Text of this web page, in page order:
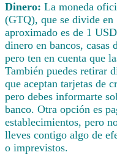
Dinero: La moneda
(GTQ), que se divide
aproximado es de 1
dinero en bancos, casas
pero ten en cuenta que
También puedes retirar
que aceptan tarjetas de
pero debes informarte
banco. Otra opción es
establecimientos, pero
lleves contigo algo de
o imprevistos.